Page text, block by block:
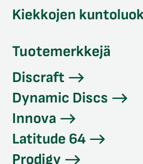
Kiekkojen
Tuotemerkkejä
Discraft
Dynamic Discs
Innova
Latitude 64
Prodigy